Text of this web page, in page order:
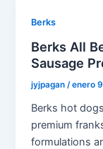
Berks
Berks All
Sausage
jyjpagan/enero
Berks hot
premium
formulations